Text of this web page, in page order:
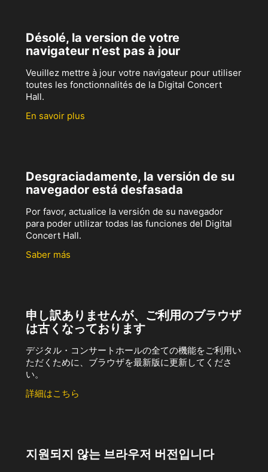
Désolé, la version de votre
navigateur n’est pas à jour
Veuillez mettre à jour votre navigateur pour utiliser
toutes les fonctionnalités de la Digital Concert
Hall.
En savoir plus
Desgraciadamente, la versión de su
navegador está desfasada
Por favor, actualice la versión de su navegador
para poder utilizar todas las funciones del Digital
Concert Hall.
Saber más
申し訳ありませんが、ご利用のブラウザ
は古くなっております
デジタル・コンサートホールの全ての機能をご利用い
ただくために、ブラウザを最新版に更新してくださ
い。
詳細はこちら
지원되지 않는 브라우저 버전입니다